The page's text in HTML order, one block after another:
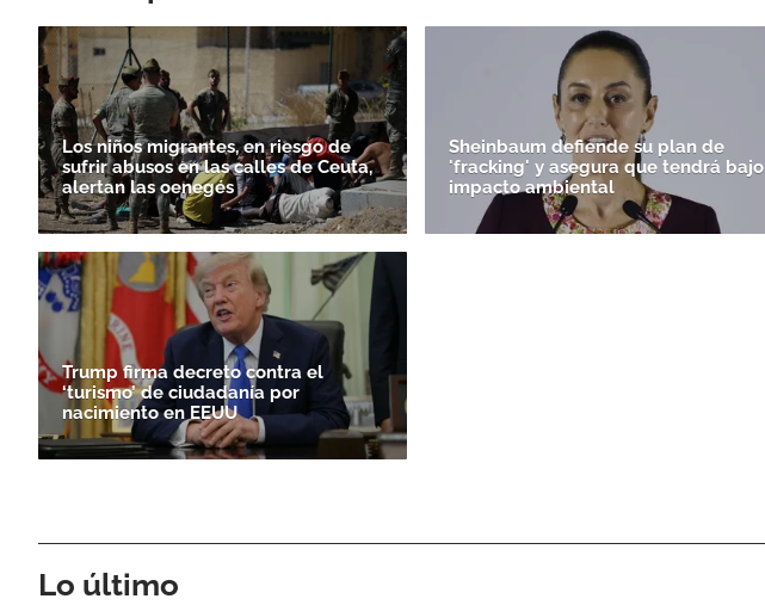
Los niños migrantes, en riesgo de
sufrir abusos en las calles de Ceuta,
alertan las oenegés
Sheinbaum defiende su plan de
'fracking' y asegura que tendrá bajo
impacto ambiental
Trump firma decreto contra el
‘turismo’ de ciudadanía por
nacimiento en EEUU
Lo último